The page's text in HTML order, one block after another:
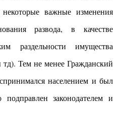
важные изменения
развода, в качестве
раздельности имущества
тд). Тем не менее Гражданский
населением и был
подправлен законодателем и